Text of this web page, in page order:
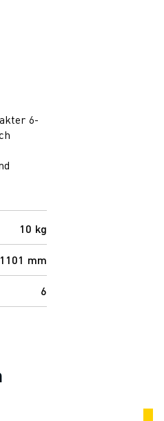
6-
Sein
10 kg
1101 mm
6